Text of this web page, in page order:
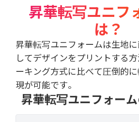
昇華転写ユニフ
は？
昇華転写ユニフォームは生地
してデザインをプリントする
ーキング方式に比べて圧倒的
現が可能です。
昇華転写ユニフォー